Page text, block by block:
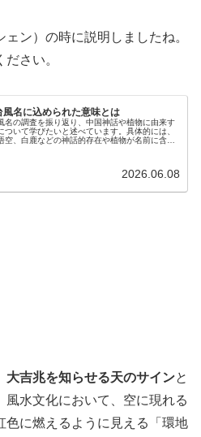
ン）の時に説明しましたね。
さい。
風名に込められた意味とは
名の調査を振り返り、中国神話や植物に由来す
ついて学びたいと述べています。具体的には、
空、白鹿などの神話的存在や植物が名前に含ま
2026.06.08
大吉兆を知らせる天のサインと
風水文化において、空に現れる
色に燃えるように見える「環地